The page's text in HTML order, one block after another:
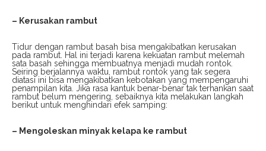
– Kerusakan rambut
Tidur dengan rambut basah bisa mengakibatkan kerusakan
pada rambut. Hal ini terjadi karena kekuatan rambut melemah
sata basah sehingga membuatnya menjadi mudah rontok.
Seiring berjalannya waktu, rambut rontok yang tak segera
diatasi ini bisa mengakibatkan kebotakan yang mempengaruhi
penampilan kita. Jika rasa kantuk benar-benar tak terhankan saat
rambut belum mengering, sebaiknya kita melakukan langkah
berikut untuk menghindari efek samping:
– Mengoleskan minyak kelapa ke rambut